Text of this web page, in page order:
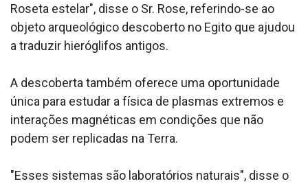
Roseta estelar", disse o Sr. Rose, referindo-se ao
objeto arqueológico descoberto no Egito que ajudou
a traduzir hieróglifos antigos.
A descoberta também oferece uma oportunidade
única para estudar a física de plasmas extremos e
interações magnéticas em condições que não
podem ser replicadas na Terra.
"Esses sistemas são laboratórios naturais", disse o